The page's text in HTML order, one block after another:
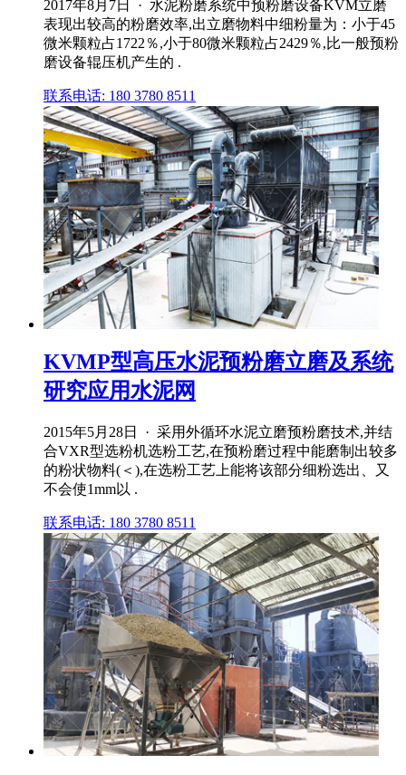
2017年8月7日 · 水泥粉磨系统中预粉磨设备KVM立磨
表现出较高的粉磨效率,出立磨物料中细粉量为：小于45
微米颗粒占1722％,小于80微米颗粒占2429％,比一般预粉
磨设备辊压机产生的 .
联系电话: 180 3780 8511
KVMP型高压水泥预粉磨立磨及系统
研究应用水泥网
2015年5月28日 · 采用外循环水泥立磨预粉磨技术,并结
合VXR型选粉机选粉工艺,在预粉磨过程中能磨制出较多
的粉状物料(＜),在选粉工艺上能将该部分细粉选出、又
不会使1mm以 .
联系电话: 180 3780 8511